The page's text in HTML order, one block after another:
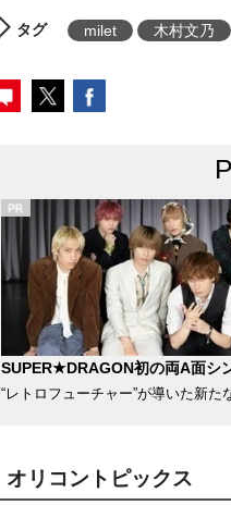
タグ milet 木村文乃
SUPER★DRAGON初の両A面シ
“レトロフューチャー”が導いた新た
オリコントピックス